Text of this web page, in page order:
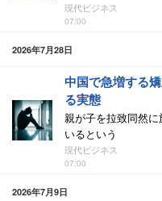
現代ビジネス
07:00
2026年7月28日
中国で急増する
る実態
親が子を拉致同然
いるという
現代ビジネス
07:00
2026年7月9日